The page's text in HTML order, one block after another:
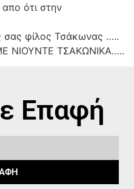
ότι στην
σας φίλος Τσάκωνας …..
ΤΣΑΚΩΝΙΚΑ…..
Επαφή